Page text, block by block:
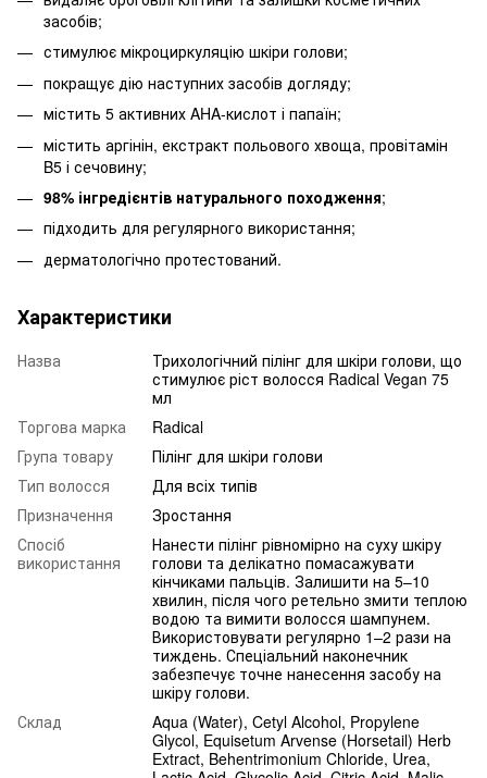
засобів;
стимулює мікроциркуляцію шкіри голови;
покращує дію наступних засобів догляду;
містить 5 активних AHA-кислот і папаїн;
містить аргінін, екстракт польового хвоща, провітамін
B5 і сечовину;
98% інгредієнтів натурального походження;
підходить для регулярного використання;
дерматологічно протестований.
Характеристики
Назва
Трихологічний пілінг для шкіри голови, що
стимулює ріст волосся Radical Vegan 75
мл
Торгова марка
Radical
Група товару
Пілінг для шкіри голови
Тип волосся
Для всіх типів
Призначення
Зростання
Спосіб
використання
Нанести пілінг рівномірно на суху шкіру
голови та делікатно помасажувати
кінчиками пальців. Залишити на 5–10
хвилин, після чого ретельно змити теплою
водою та вимити волосся шампунем.
Використовувати регулярно 1–2 рази на
тиждень. Спеціальний наконечник
забезпечує точне нанесення засобу на
шкіру голови.
Склад
Aqua (Water), Cetyl Alcohol, Propylene
Glycol, Equisetum Arvense (Horsetail) Herb
Extract, Behentrimonium Chloride, Urea,